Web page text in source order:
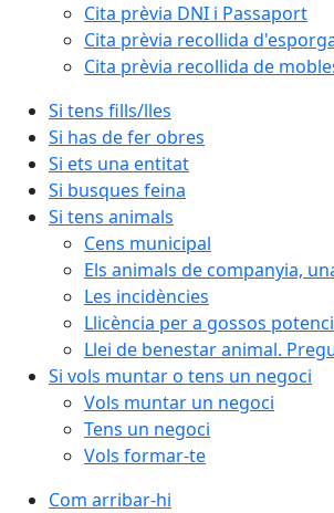
Cita prèvia DNI i Passaport
Cita prèvia recollida
Cita prèvia recollida de
Si tens fills/lles
Si has de fer obres
Si ets una entitat
Si busques feina
Si tens animals
Cens municipal
Els animals de companyia,
Les incidències
Llicència per a gossos
Llei de benestar animal.
Si vols muntar o tens un negoci
Vols muntar un negoci
Tens un negoci
Vols formar-te
Com arribar-hi